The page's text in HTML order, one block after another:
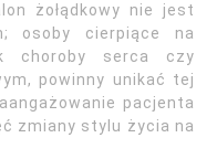
żołądkowy nie jest
osoby cierpiące na
choroby serca czy
powinny unikać tej
pacjenta
zmiany stylu życia na